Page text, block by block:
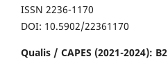
ISSN 2236-1170
DOI: 10.5902/22361170
Qualis / CAPES (2021-2024): B2